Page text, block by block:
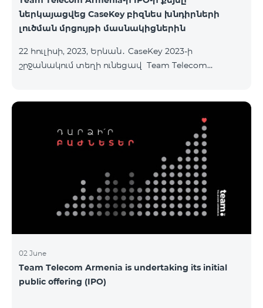
ներկայացվեց CaseKey բիզնես խնդիրների
լուծման մրցույթի մասնակիցներին
22 հուլիսի, 2023, Երևան․ CaseKey 2023-ի
շրջանակում տեղի ունեցավ Team Telecom
երիտասարդներ ծանոթացան առաջնային
հրապարակային տեղաբաշխման բոլոր
մանրամասներին ու թիմերին տրամադրվեց
ընկերության զարգացման ռազմավարական
խնդիրը։ Լուծումներ առաջարկելու համար թիմերն
ունենալու են ընդամենը 72 ժամ։ Հաջողություն
մաղթելով մրցույթի մասնակիցներին Team
Telecom Armenia-ի գլխավոր տնօրեն Հայկ
Եսայանը նշեց, որ
02 June
Team Telecom Armenia is undertaking its initial
public offering (IPO)